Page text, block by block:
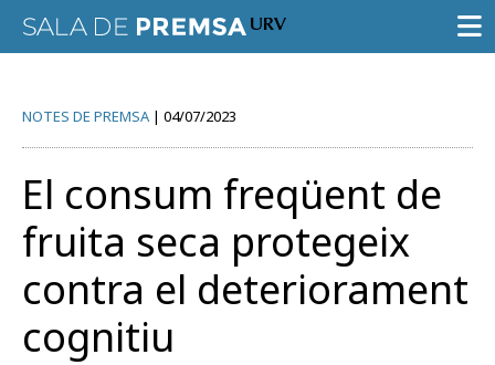
CONVOCATÒRIES
NOTES DE PREMSA
GALERIA D’IMATGES
GUIA D’ESPECIALISTES
AGENDA URV
NOTES DE PREMSA 04/07/2023
El consum freqüent de
fruita seca protegeix
contra el deteriorament
cognitiu